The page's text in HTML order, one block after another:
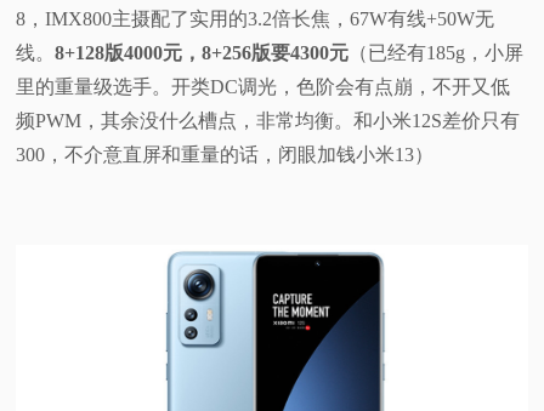
8，IMX800主摄配了实用的3.2倍长焦，67W有线+50W无
线。8+128版4000元，8+256版要4300元 （已经有185g，小屏
里的重量级选手。开类DC调光，色阶会有点崩，不开又低
频PWM，其余没什么槽点，非常均衡。和小米12S差价只有
300，不介意直屏和重量的话，闭眼加钱小米13）